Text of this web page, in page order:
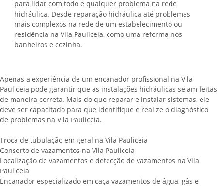
para lidar com todo e qualquer problema na rede
hidráulica. Desde reparação hidráulica até problemas
mais complexos na rede de um estabelecimento ou
residência na Vila Pauliceia, como uma reforma nos
banheiros e cozinha.
Apenas a experiência de um encanador profissional na Vila
Pauliceia pode garantir que as instalações hidráulicas sejam feitas
de maneira correta. Mais do que reparar e instalar sistemas, ele
deve ser capacitado para que identifique e realize o diagnóstico
de problemas na Vila Pauliceia.
Troca de tubulação em geral na Vila Pauliceia
Conserto de vazamentos na Vila Pauliceia
Localização de vazamentos e detecção de vazamentos na Vila
Pauliceia
Encanador especializado em caça vazamentos de água, gás e